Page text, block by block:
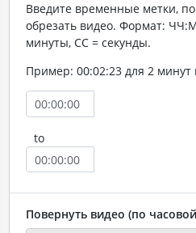
Введите временные метки,
обрезать видео. Формат:
минуты, СС = секунды.
Пример: 00:02:23 для 2 минут
to
Повернуть видео (по